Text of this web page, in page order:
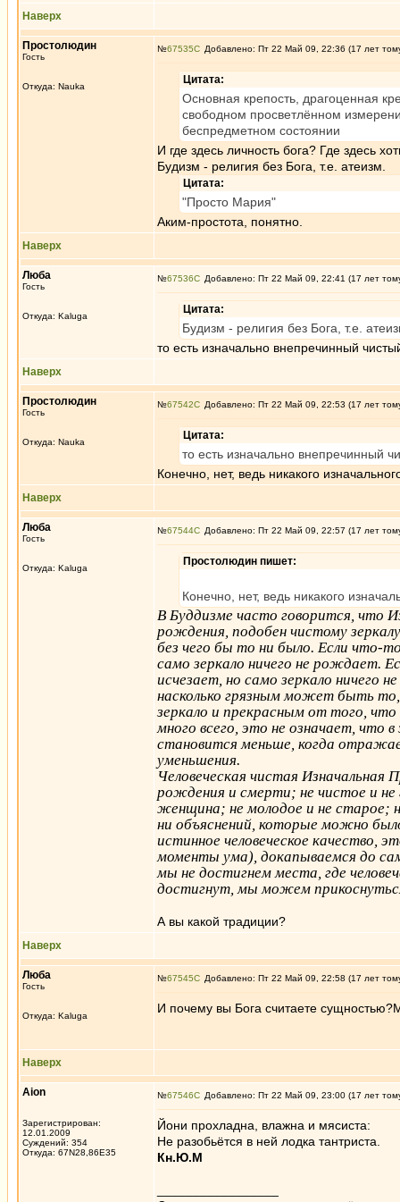
Наверх
Простолюдин
Гость
Откуда: Nauka
№67535 Добавлено: Пт 22 Май 09, 22:36 (17 лет
Цитата:
Основная крепость, драгоценная
свободном просветлённом
беспредметном состоянии
И где здесь личность бога? Где здесь
Будизм - религия без Бога, т.е. атеизм.
Цитата:
"Просто Мария"
Аким-простота, понятно.
Наверх
Люба
Гость
Откуда: Kaluga
№67536 Добавлено: Пт 22 Май 09, 22:41 (17 лет
Цитата:
Будизм - религия без Бога, т.е.
то есть изначально внепречинный
Наверх
Простолюдин
Гость
Откуда: Nauka
№67542 Добавлено: Пт 22 Май 09, 22:53 (17 лет
Цитата:
то есть изначально внепречинный
Конечно, нет, ведь никакого
Наверх
Люба
Гость
Откуда: Kaluga
№67544 Добавлено: Пт 22 Май 09, 22:57 (17 лет
Простолюдин пишет:
Конечно, нет, ведь никакого
В Буддизме часто говорится, что
рождения, подобен чистому
без чего бы то ни было. Если что-
само зеркало ничего не рождает.
исчезает, но само зеркало ничего
насколько грязным может быть
зеркало и прекрасным от того,
много всего, это не означает, что
становится меньше, когда
уменьшения.
Человеческая чистая
рождения и смерти; не чистое и не
женщина; не молодое и не старое;
ни объяснений, которые можно
истинное человеческое качество,
моменты ума), докапываемся до
мы не достигнем места, где
достигнут, мы можем
А вы какой традиции?
Наверх
Люба
Гость
Откуда: Kaluga
№67545 Добавлено: Пт 22 Май 09, 22:58 (17 лет
И почему вы Бога считаете
Наверх
Aion
Зарегистрирован:
12.01.2009
Суждений: 354
Откуда: 67N28,86E35
№67546 Добавлено: Пт 22 Май 09, 23:00 (17 лет
Йони прохладна, влажна и мясиста:
Не разобьётся в ней лодка тантриста.
Кн.Ю.М